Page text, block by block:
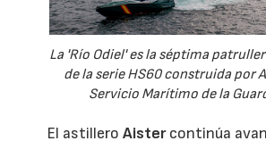
La 'Río Odiel' es la séptima
de la serie HS60 construida por
Servicio Marítimo de la
El astilleroAistercontinúa